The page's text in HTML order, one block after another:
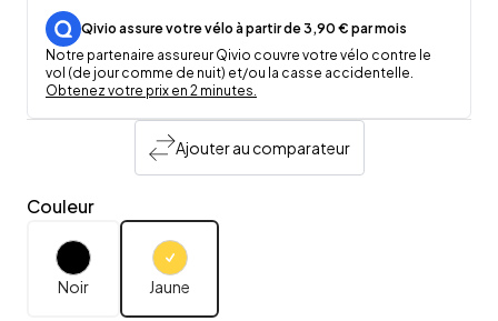
Qivio assure votre vélo à partir de 3,90 € par mois
Notre partenaire assureur Qivio couvre votre vélo contre le
vol (de jour comme de nuit) et/ou la casse accidentelle.
Obtenez votre prix en 2 minutes.
Ajouter au comparateur
Couleur
Noir Jaune